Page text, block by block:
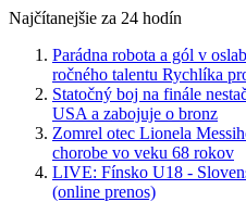
Najčítanejšie za 24 hodín
Parádna robota a gól v
ročného talentu Rychlíka
Statočný boj na finále
USA a zabojuje o bronz
Zomrel otec Lionela
chorobe vo veku 68 rokov
LIVE: Fínsko U18 -
(online prenos)